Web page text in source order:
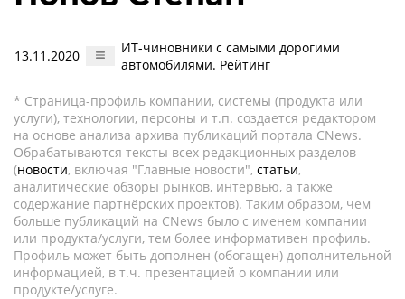
13.11.2020
ИТ-чиновники с самыми дорогими
автомобилями. Рейтинг
* Страница-профиль компании, системы (продукта или
услуги), технологии, персоны и т.п. создается редактором
на основе анализа архива публикаций портала CNews.
Обрабатываются тексты всех редакционных разделов
(новости, включая "Главные новости", статьи,
аналитические обзоры рынков, интервью, а также
содержание партнёрских проектов). Таким образом, чем
больше публикаций на CNews было с именем компании
или продукта/услуги, тем более информативен профиль.
Профиль может быть дополнен (обогащен) дополнительной
информацией, в т.ч. презентацией о компании или
продукте/услуге.